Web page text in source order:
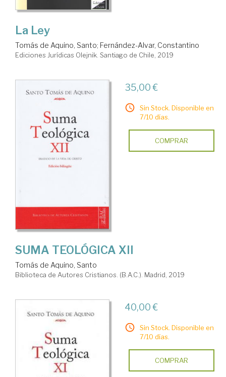
La Ley
Tomás de Aquino, Santo; Fernández-Alvar, Constantino
Ediciones Jurídicas Olejnik. Santiago de Chile, 2019
35,00 €
Sin Stock. Disponible en
7/10 días.
COMPRAR
SUMA TEOLÓGICA XII
Tomás de Aquino, Santo
Biblioteca de Autores Cristianos. (B.A.C.). Madrid, 2019
40,00 €
Sin Stock. Disponible en
7/10 días.
COMPRAR